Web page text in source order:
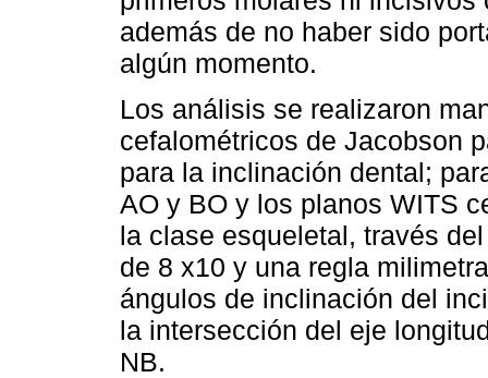
además de no haber sido
algún momento.
Los análisis se realizaron
cefalométricos de Jacobson
para la inclinación dental;
AO y BO y los planos WITS
la clase esqueletal, través
de 8 x10 y una regla
ángulos de inclinación del
la intersección del eje
NB.